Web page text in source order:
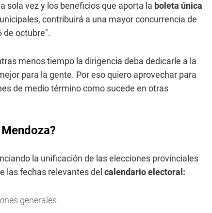
sola vez y los beneficios que aporta la boleta única
contribuirá a una mayor concurrencia de
de octubre".
menos tiempo la dirigencia deba dedicarle a la
para la gente. Por eso quiero aprovechar para
de medio término como sucede en otras
la unificación de las elecciones provinciales
las fechas relevantes del calendario electoral:
generales.